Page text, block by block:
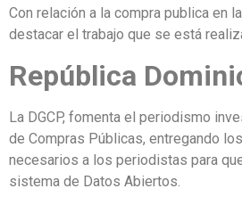
Con relación a la compra publica en
destacar el trabajo que se está
República
La DGCP, fomenta el periodismo
de Compras Públicas, entregando
necesarios a los periodistas para
sistema de Datos Abiertos.